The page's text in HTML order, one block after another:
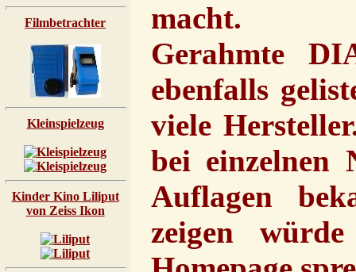
Filmbetrachter
Kleinspielzeug
Kinder Kino Liliput
von Zeiss Ikon
macht.
Gerahmte
ebenfalls
viele
bei einzelnen
Auflagen
zeigen